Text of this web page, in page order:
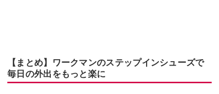
【まとめ】ワークマンのステップインシューズで
毎日の外出をもっと楽に